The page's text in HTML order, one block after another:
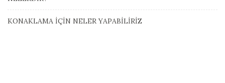
KONAKLAMA İÇİN NELER YAPABİLİRİZ